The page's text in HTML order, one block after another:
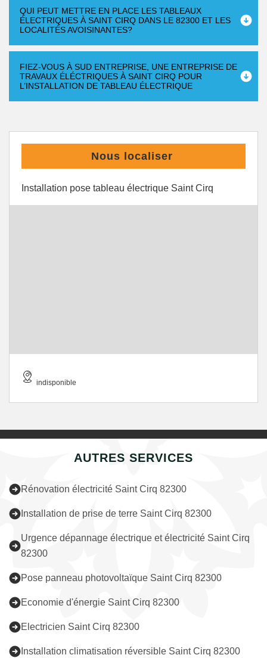
QUI PEUT METTRE EN PLACE LES TABLEAUX
ÉLECTRIQUES À SAINT CIRQ DANS LE 82300 ET LES
LOCALITÉS AVOISINANTES?
FIEZ-VOUS À SUD ENTREPRISE, UNE ENTREPRISE DE
TRAVAUX ÉLÉCTRIQUES À SAINT CIRQ POUR
L’INSTALLATION DE TABLEAU ÉLECTRIQUE
Nous localiser
Installation pose tableau électrique Saint Cirq
indisponible
AUTRES SERVICES
Rénovation électricité Saint Cirq 82300
Installation de prise de terre Saint Cirq 82300
Urgence dépannage électrique et électricité Saint Cirq
82300
Pose panneau photovoltaïque Saint Cirq 82300
Economie d'énergie Saint Cirq 82300
Electricien Saint Cirq 82300
Installation climatisation réversible Saint Cirq 82300